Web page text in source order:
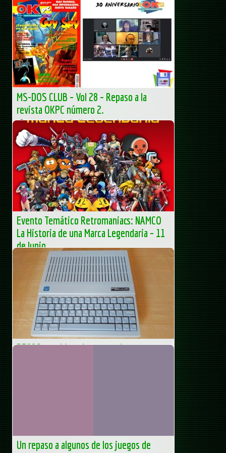
MS-DOS CLUB – Vol 28 – Repaso a la
revista OKPC número 2.
Descargar el episodio Your browser does not support
HTML5 video. Escuchar en: iTunes... La entrada MS-DOS
CLUB – Vol 28 – Repaso...
MS-DOS Club - Club de Informática clásica - Obsoletos
pero orgullosos
Evento Temático Retromaniacs: NAMCO
La Historia de una Marca Legendaria – 11
de Junio
Hola Amig@ del Saber, Nos complace informarte que el
próximo día 11 de Junio organizamos en Barcelona
nuestro evento dedicado a la legendaria...
Associació Retromaniacs.Es
PECOS, una historia personal
Un repaso a algunos de los juegos de